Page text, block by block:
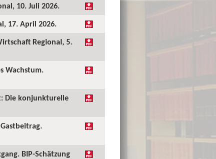
10. Juli 2026.
17. April 2026.
Regional, 5.
Wachstum.
Die konjunkturelle
BIP-Schätzung